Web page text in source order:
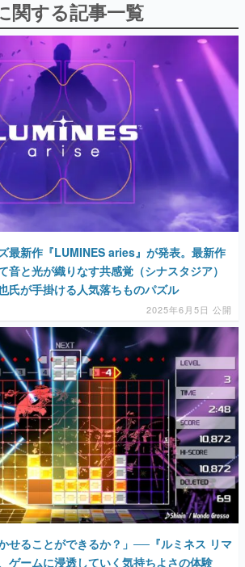
値」「裏技」「ラスボス」… ゲームにまつわる言葉
用法の変遷を、コンピューター文化史研究家・タ
氏が徹底調査。
ーとは？
最新作『LUMINES aries』が発表。最新作
音と光が織りなす共感覚（シナスタジア）
氏が手掛ける人気落ちものパズル
2025年6月5日 公開
せることができるか？」──『ルミネス リマ
ゲームに浸透していく気持ちよさの体験
郎インタビュー】
2018年7月4日 公開